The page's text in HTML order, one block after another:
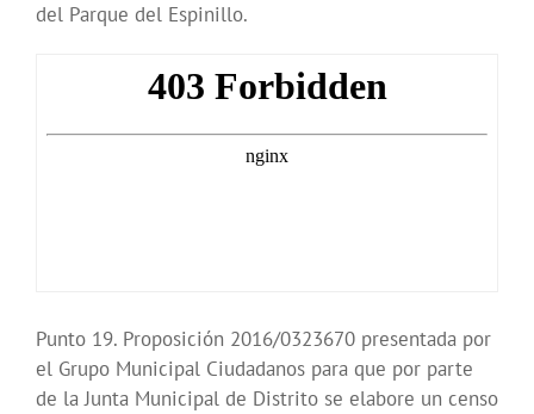
del Parque del Espinillo.
Punto 19. Proposición 2016/0323670 presentada por
el Grupo Municipal Ciudadanos para que por parte
de la Junta Municipal de Distrito se elabore un censo